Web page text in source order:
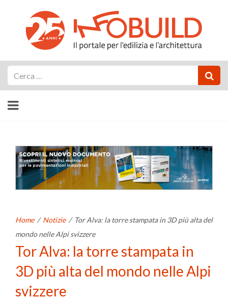
Home / Notizie / Tor Alva: la torre stampata in 3D più alta del
mondo nelle Alpi svizzere
Tor Alva: la torre stampata in
3D più alta del mondo nelle Alpi
svizzere